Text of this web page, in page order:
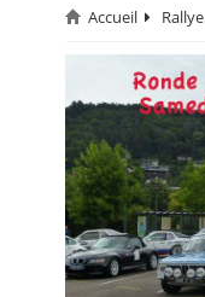
CIRCUIT
MONTAGNE
EVÈNEMENTS
CALENDRIER
FOCUS
Accueil Rallye